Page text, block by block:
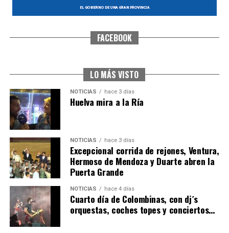
SEXTA CORRIDA DE LAS FIESTAS COLOMBINAS
6º DÍA DE LAS FIESTAS COLOMBINAS 2026
hace 3 días Huelvatv
FACEBOOK
LO MÁS VISTO
NOTICIAS hace 3 días
Huelva mira a la Ría
NOTICIAS hace 3 días
Excepcional corrida de rejones, Ventura,
Hermoso de Mendoza y Duarte abren la
Puerta Grande
NOTICIAS hace 4 días
Cuarto día de Colombinas, con dj´s
orquestas, coches topes y conciertos…